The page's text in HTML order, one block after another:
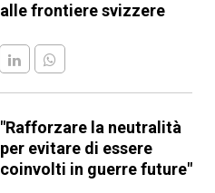
alle frontiere svizzere
"Rafforzare la neutralità
per evitare di essere
coinvolti in guerre future"